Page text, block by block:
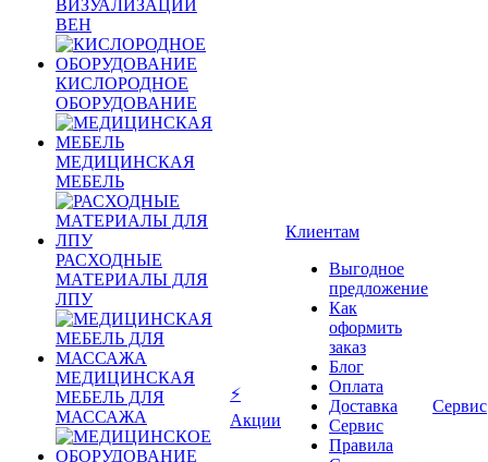
ВИЗУАЛИЗАЦИИ
ВЕН
КИСЛОРОДНОЕ
ОБОРУДОВАНИЕ
МЕДИЦИНСКАЯ
МЕБЕЛЬ
РАСХОДНЫЕ
МАТЕРИАЛЫ ДЛЯ
ЛПУ
МЕДИЦИНСКАЯ
МЕБЕЛЬ ДЛЯ
МАССАЖА
⚡
Акции
Клиентам
Выгодное
предложение
Как
оформить
заказ
Блог
Оплата
Доставка
Сервис
Правила
Сервис